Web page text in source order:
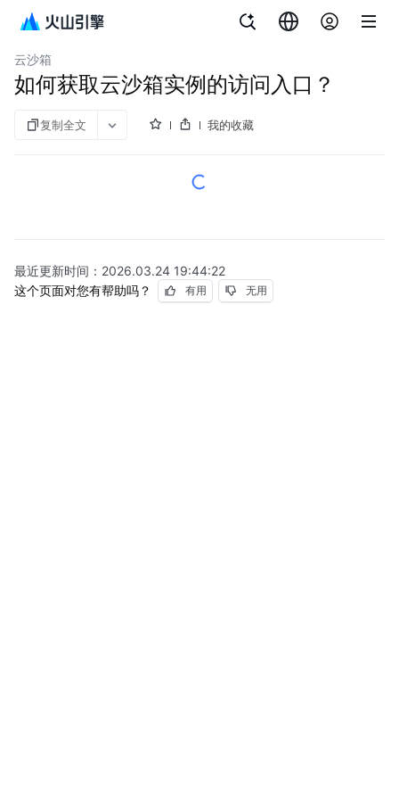
函数服务
云沙箱
如何获取云沙箱实例的访问入口？
复制全文 我的收藏
最近更新时间： 2026.03.24 19:44:22
这个页面对您有帮助吗？
有用 无用